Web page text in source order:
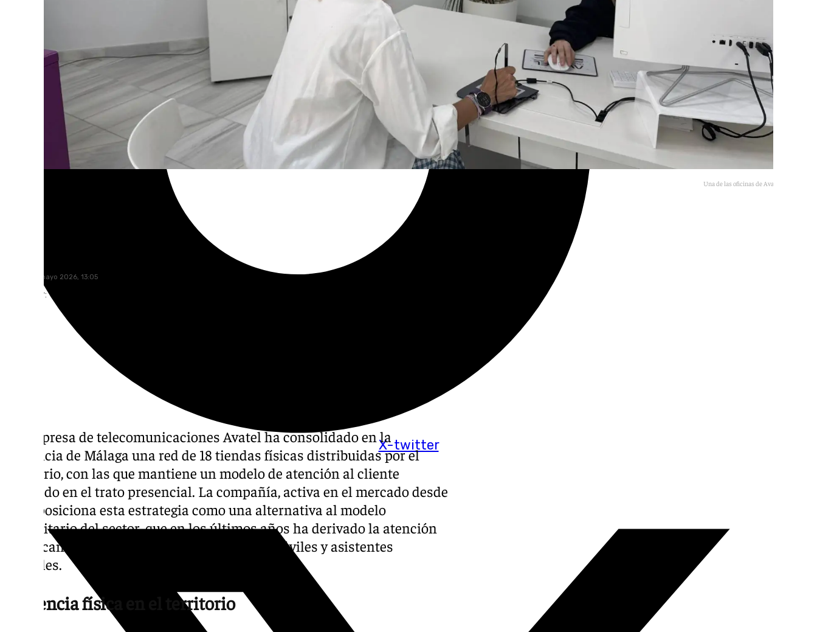
X-twitter
Una de las oficinas de Avatel en Málaga.
viernes, 8 mayo 2026, 13:05
Compartir:
La empresa de telecomunicaciones Avatel ha consolidado en la
provincia de Málaga una red de 18 tiendas físicas distribuidas por el
territorio, con las que mantiene un modelo de atención al cliente
centrado en el trato presencial. La compañía, activa en el mercado desde
2011, posiciona esta estrategia como una alternativa al modelo
mayoritario del sector, que en los últimos años ha derivado la atención
hacia canales automatizados, aplicaciones móviles y asistentes
virtuales.
Presencia física en el territorio